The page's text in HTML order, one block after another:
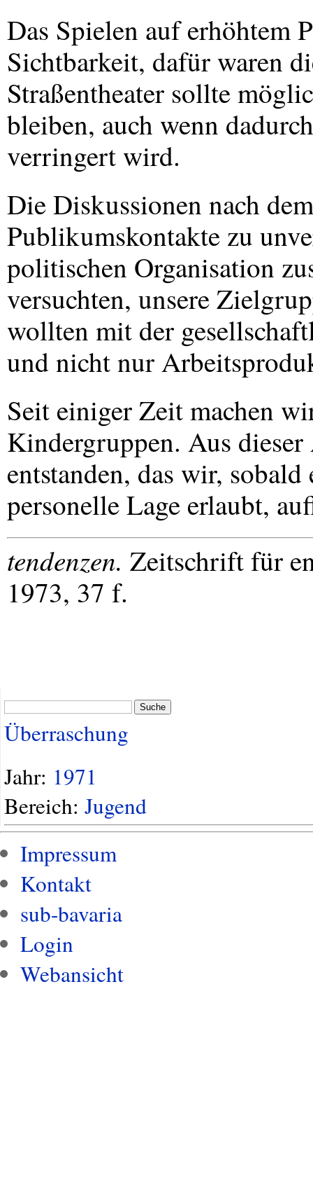
Das Spielen auf erhöhtem
Sichtbarkeit, dafür waren
Straßentheater sollte
bleiben, auch wenn
verringert wird.
Die Diskussionen nach
Publikumskontakte zu
politischen Organisation
versuchten, unsere
wollten mit der
und nicht nur
Seit einiger Zeit machen
Kindergruppen. Aus
entstanden, das wir,
personelle Lage erlaubt,
tendenzen. Zeitschrift für
1973, 37 f.
Suche
Überraschung
Jahr: 1971
Bereich: Jugend
Impressum
Kontakt
sub-bavaria
Login
Webansicht